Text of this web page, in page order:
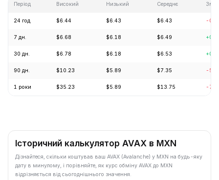
Період Високий Низький Середнє
24 год $6.44 $6.43 $6.43 -
7 дн. $6.68 $6.18 $6.49
30 дн. $6.78 $6.18 $6.53
90 дн. $10.23 $5.89 $7.35 -
1 роки $35.23 $5.89 $13.75 -
Історичний калькулятор AVAX в MXN
Дізнайтеся, скільки коштував ваш AVAX (Avalanche) у MXN на будь-яку
дату в минулому, і порівняйте, як курс обміну AVAX до MXN
відрізняється від сьогоднішнього значення.